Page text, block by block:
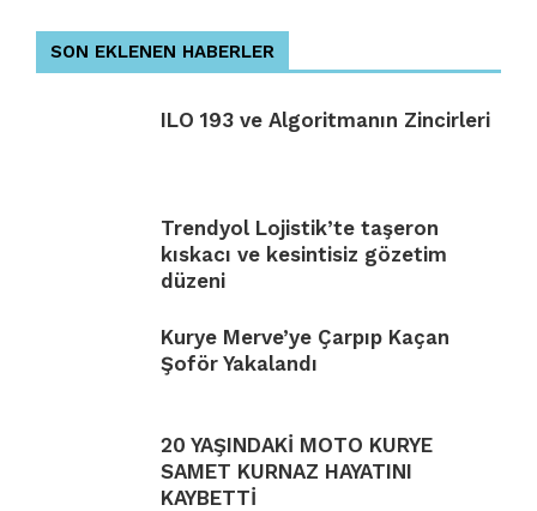
SON EKLENEN HABERLER
ILO 193 ve Algoritmanın Zincirleri
Trendyol Lojistik’te taşeron
kıskacı ve kesintisiz gözetim
düzeni
Kurye Merve’ye Çarpıp Kaçan
Şoför Yakalandı
20 YAŞINDAKİ MOTO KURYE
SAMET KURNAZ HAYATINI
KAYBETTİ